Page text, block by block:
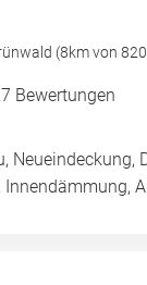
(8km von
Bewertungen
Innendämmung,